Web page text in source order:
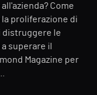
Come
proliferazione di
distruggere le
superare il
Magazine per